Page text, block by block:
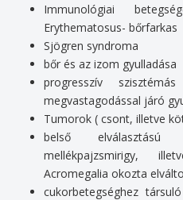
Immunológiai
Erythematosus- bőrfarkas
Sjögren syndroma
bőr és az izom gyulladása
progresszív
megvastagodással járó
Tumorok ( csont, illetve
belső
mellékpajzsmirigy,
Acromegalia okozta
cukorbetegséghez